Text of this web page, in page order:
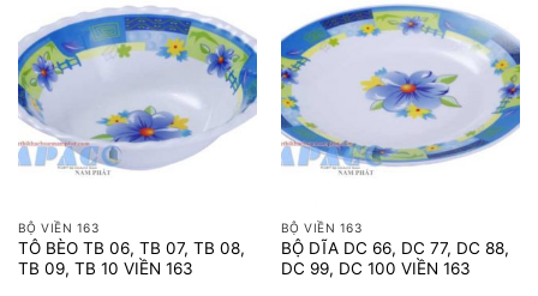
BỘ VIỀN 163
TÔ BÈO TB 06, TB 07, TB 08,
TB 09, TB 10 VIỀN 163
BỘ VIỀN 163
BỘ DĨA DC 66, DC 77, DC 88,
DC 99, DC 100 VIỀN 163